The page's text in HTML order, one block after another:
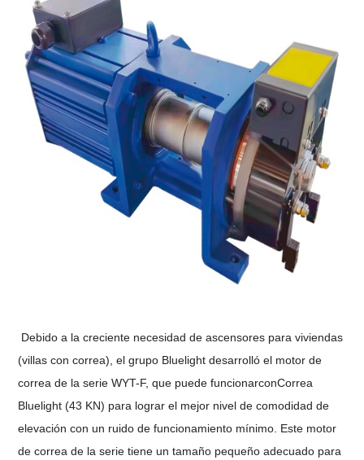
Debido a la creciente necesidad de ascensores para viviendas
(villas con correa), el grupo Bluelight desarrolló el motor de
correa de la serie WYT-F, que puede funcionarconCorrea
Bluelight (43 KN) para lograr el mejor nivel de comodidad de
elevación con un ruido de funcionamiento mínimo. Este motor
de correa de la serie tiene un tamaño pequeño adecuado para